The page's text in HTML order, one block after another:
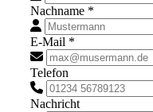
Nachname *
E-Mail *
Telefon
Nachricht